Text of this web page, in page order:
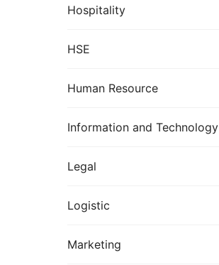
Hospitality
HSE
Human Resource
Information and Technology
Legal
Logistic
Marketing